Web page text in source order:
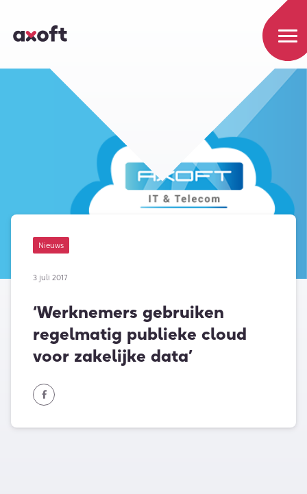
Nieuws
3 juli 2017
‘Werknemers gebruiken
regelmatig publieke cloud
voor zakelijke data’